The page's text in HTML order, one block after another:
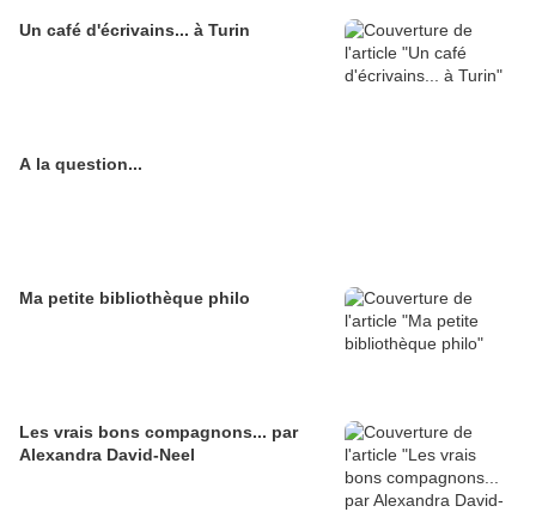
Un café d'écrivains... à Turin
A la question...
Ma petite bibliothèque philo
Les vrais bons compagnons... par
Alexandra David-Neel